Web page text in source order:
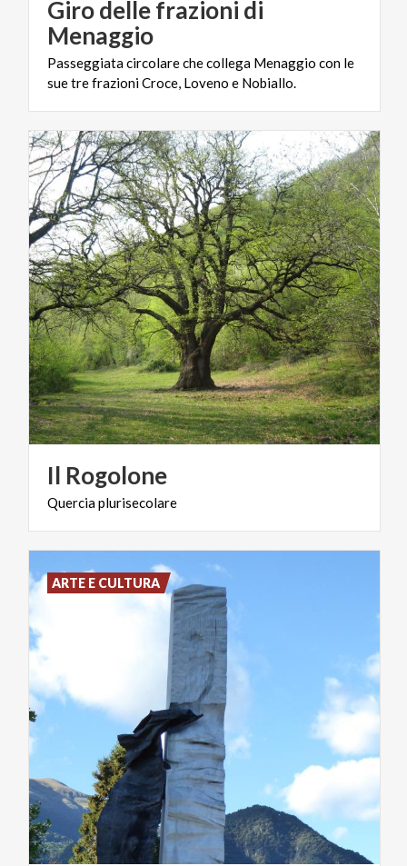
Giro delle frazioni di
Menaggio
Passeggiatacircolarechecollega Menaggio con le
suetrefrazioniCroce, Loveno e Nobiallo.
Il Rogolone
Querciaplurisecolare
ARTE E CULTURA